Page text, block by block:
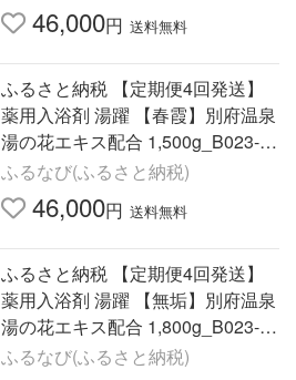
46,000円 送料無料
ふるさと納税 【定期便4回発送】
薬用入浴剤 湯躍 【春霞】別府温泉
湯の花エキス配合 1,500g_B023-0
18 大分県別府市
ふるなび(ふるさと納税)
46,000円 送料無料
ふるさと納税 【定期便4回発送】
薬用入浴剤 湯躍 【無垢】別府温泉
湯の花エキス配合 1,800g_B023-0
19 大分県別府市
ふるなび(ふるさと納税)